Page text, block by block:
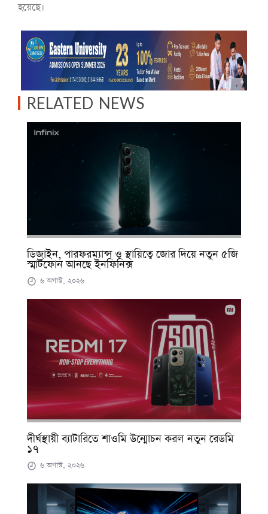
হয়েছে।
RELATED NEWS
ডিজাইন, পারফরম্যান্স ও স্থায়িত্বে জোর দিয়ে নতুন ৫জি
স্মার্টফোন আনছে ইনফিনিক্স
৬ অগাস্ট, ২০২৬
দীর্ঘস্থায়ী ব্যাটারিতে শাওমি উন্মোচন করল নতুন রেডমি
১৭
৬ অগাস্ট, ২০২৬